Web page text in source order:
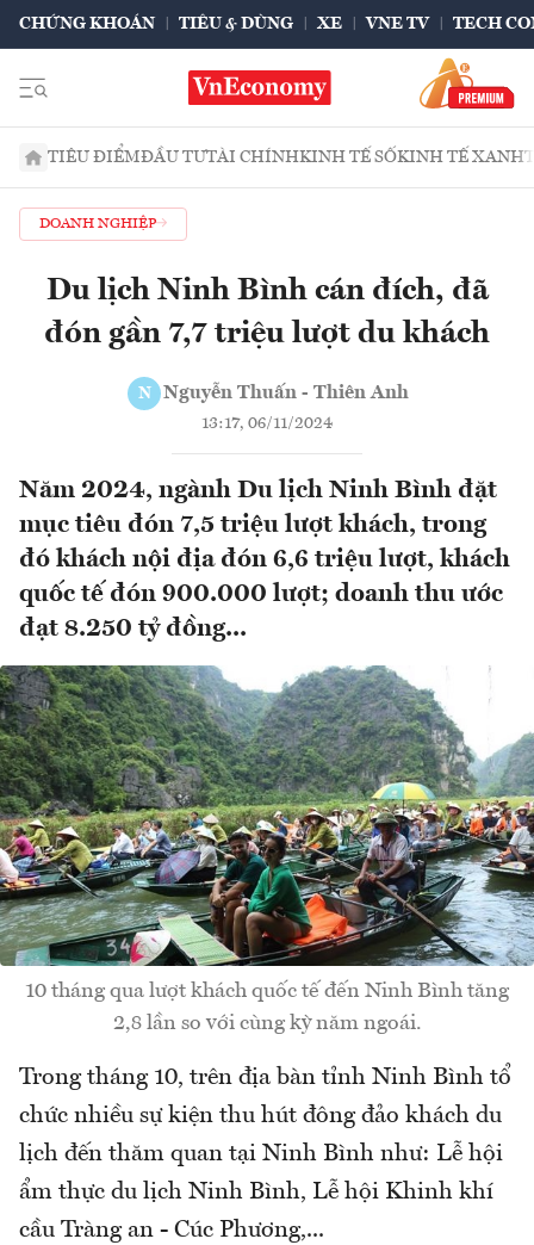
CHỨNG KHOÁN TIÊU & DÙNG XE VNE TV TECH
TIÊU ĐIỂMĐẦU TƯTÀI CHÍNHKINH TẾ SỐKINH TẾ XANH
DOANH NGHIỆP
Du lịch Ninh Bình cán đích, đã
đón gần 7,7 triệu lượt du khách
N Nguyễn Thuấn - Thiên Anh
13:17, 06/11/2024
Năm 2024, ngành Du lịch Ninh Bình đặt
mục tiêu đón 7,5 triệu lượt khách, trong
đó khách nội địa đón 6,6 triệu lượt, khách
quốc tế đón 900.000 lượt; doanh thu ước
đạt 8.250 tỷ đồng...
10 tháng qua lượt khách quốc tế đến Ninh Bình tăng
2,8 lần so với cùng kỳ năm ngoái.
Trong tháng 10, trên địa bàn tỉnh Ninh Bình tổ
chức nhiều sự kiện thu hút đông đảo khách du
lịch đến thăm quan tại Ninh Bình như: Lễ hội
ẩm thực du lịch Ninh Bình, Lễ hội Khinh khí
cầu Tràng an - Cúc Phương,...